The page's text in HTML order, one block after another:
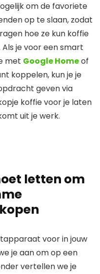
om de favoriete
op te slaan, zodat
hoe ze kun koffie
je voor een smart
met Google Homeof
koppelen, kun je je
geven via
koffie voor je laten
uit je werk.
letten om
voor in jouw
je aan om op een
vertellen we je